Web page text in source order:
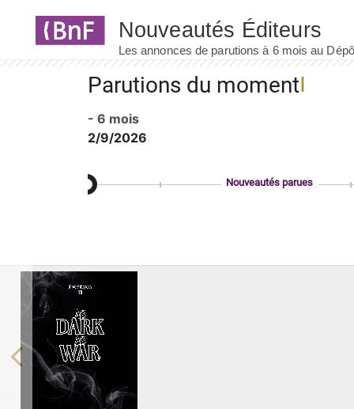
Parutions du moment
- 6 mois
2/9/2026
Nouveautés parues
Previous